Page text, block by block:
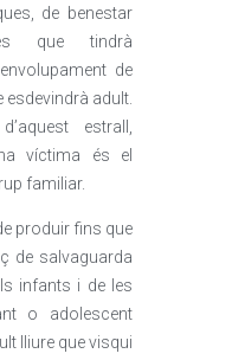
de benestar
que tindrà
de
esdevindrà adult.
estrall,
víctima és el
familiar.
produir fins que
de salvaguarda
infants i de les
o adolescent
lliure que visqui